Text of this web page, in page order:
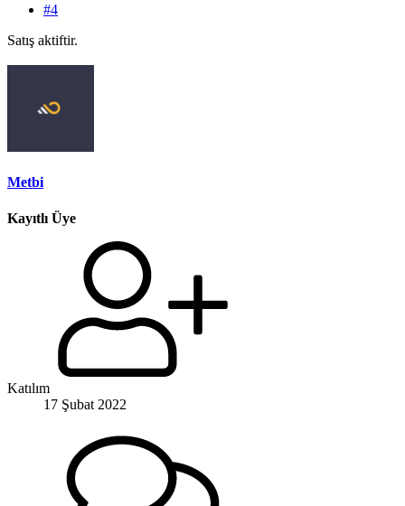
#4
Satış aktiftir.
Metbi
Kayıtlı Üye
Katılım
17 Şubat 2022